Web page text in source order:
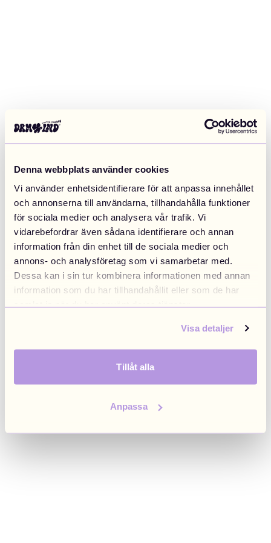
Denna webbplats använder cookies
Vi använder enhetsidentifierare för att anpassa innehållet
och annonserna till användarna, tillhandahålla funktioner
för sociala medier och analysera vår trafik. Vi
vidarebefordrar även sådana identifierare och annan
information från din enhet till de sociala medier och
annons- och analysföretag som vi samarbetar med.
Dessa kan i sin tur kombinera informationen med annan
information som du har tillhandahållit eller som de har
samlat in när du har använt deras tjänster.
Visa detaljer
Tillåt alla
Anpassa
Application error: a client-side exception has occurred (see the
browser console for more information).